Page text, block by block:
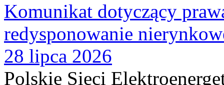
Komunikat dotyczący
redysponowanie
28 lipca 2026
Polskie Sieci